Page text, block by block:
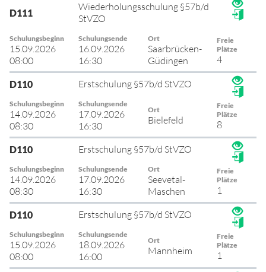
D111
Wiederholungsschulung §57b/d
StVZO
Schulungsbeginn
15.09.2026
08:00
Schulungsende
16.09.2026
16:30
Ort
Saarbrücken-
Güdingen
Freie
Plätze
4
D110 Erstschulung §57b/d StVZO
Schulungsbeginn
14.09.2026
08:30
Schulungsende
17.09.2026
16:30
Ort
Bielefeld
Freie
Plätze
8
D110 Erstschulung §57b/d StVZO
Schulungsbeginn
14.09.2026
08:30
Schulungsende
17.09.2026
16:30
Ort
Seevetal-
Maschen
Freie
Plätze
1
D110 Erstschulung §57b/d StVZO
Schulungsbeginn
15.09.2026
08:00
Schulungsende
18.09.2026
16:00
Ort
Mannheim
Freie
Plätze
1